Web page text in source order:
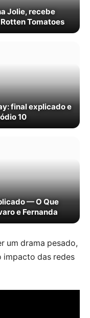
Jolie, recebe
Tomatoes
final explicado e
10
— O Que
e Fernanda
um drama pesado,
impacto das redes